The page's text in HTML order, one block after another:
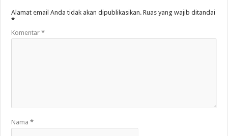
Alamat email Anda tidak akan dipublikasikan. Ruas yang wajib ditandai
*
Komentar*
Nama*